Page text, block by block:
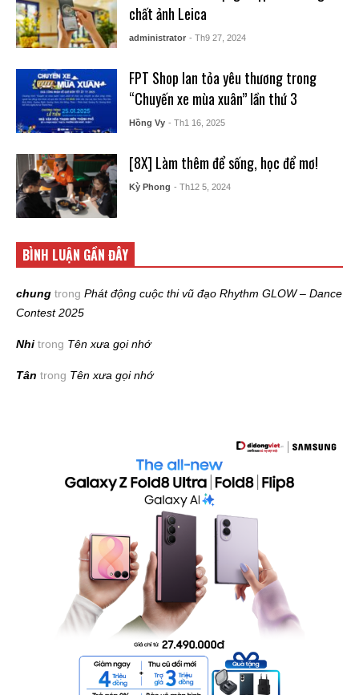
chất ảnh Leica
administrator - Th9 27, 2024
FPT Shop lan tỏa yêu thương trong
“Chuyến xe mùa xuân” lần thứ 3
Hồng Vy - Th1 16, 2025
[8X] Làm thêm để sống, học để mơ!
Kỳ Phong - Th12 5, 2024
BÌNH LUẬN GẦN ĐÂY
chung trong Phát động cuộc thi vũ đạo Rhythm GLOW – Dance
Contest 2025
Nhi trong Tên xưa gọi nhớ
Tân trong Tên xưa gọi nhớ